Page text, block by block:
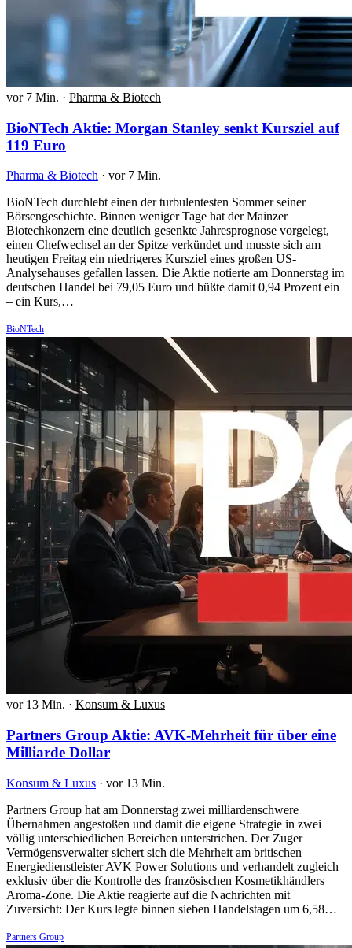
vor 7 Min. · Pharma & Biotech
BioNTech Aktie: Morgan Stanley senkt Kursziel auf
119 Euro
Pharma & Biotech · vor 7 Min.
BioNTech durchlebt einen der turbulentesten Sommer seiner
Börsengeschichte. Binnen weniger Tage hat der Mainzer
Biotechkonzern eine deutlich gesenkte Jahresprognose vorgelegt,
einen Chefwechsel an der Spitze verkündet und musste sich am
heutigen Freitag ein niedrigeres Kursziel eines großen US-
Analysehauses gefallen lassen. Die Aktie notierte am Donnerstag im
deutschen Handel bei 79,05 Euro und büßte damit 0,94 Prozent ein
– ein Kurs,…
BioNTech
vor 13 Min. · Konsum & Luxus
Partners Group Aktie: AVK-Mehrheit für über eine
Milliarde Dollar
Konsum & Luxus · vor 13 Min.
Partners Group hat am Donnerstag zwei milliardenschwere
Übernahmen angestoßen und damit die eigene Strategie in zwei
völlig unterschiedlichen Bereichen unterstrichen. Der Zuger
Vermögensverwalter sichert sich die Mehrheit am britischen
Energiedienstleister AVK Power Solutions und verhandelt zugleich
exklusiv über die Kontrolle des französischen Kosmetikhändlers
Aroma-Zone. Die Aktie reagierte auf die Nachrichten mit
Zuversicht: Der Kurs legte binnen sieben Handelstagen um 6,58…
Partners Group